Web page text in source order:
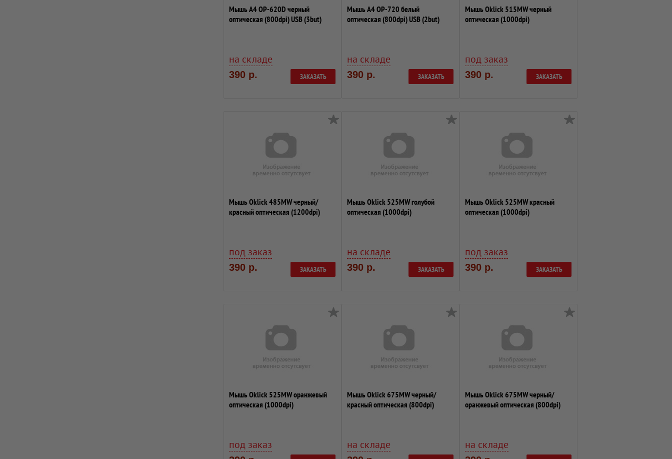
Мышь A4 OP-620D черный
оптическая (800dpi) USB (3but)
на складе
390 р. ЗАКАЗАТЬ
Мышь A4 OP-720 белый
оптическая (800dpi) USB (2but)
на складе
390 р. ЗАКАЗАТЬ
Мышь Oklick 515MW черный
оптическая (1000dpi)
под заказ
390 р. ЗАКАЗАТЬ
Мышь Oklick 485MW черный/
красный оптическая (1200dpi)
под заказ
390 р. ЗАКАЗАТЬ
Мышь Oklick 525MW голубой
оптическая (1000dpi)
на складе
390 р. ЗАКАЗАТЬ
Мышь Oklick 525MW красный
оптическая (1000dpi)
под заказ
390 р. ЗАКАЗАТЬ
Мышь Oklick 525MW оранжевый
оптическая (1000dpi)
под заказ
Мышь Oklick 675MW черный/
красный оптическая (800dpi)
на складе
Мышь Oklick 675MW черный/
оранжевый оптическая (800dpi)
на складе